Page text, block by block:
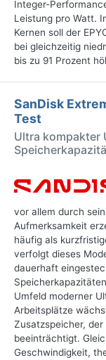
Integer-
Leistung pro Watt.
Kernen soll der
bei gleichzeitig
bis zu 91 Prozent
SanDisk
Test
Ultra kompakter
vor allem durch
Aufmerksamkeit
häufig als
verfolgt dieses
dauerhaft
Umfeld moderner
Arbeitsplätze
Zusatzspeicher,
beeinträchtigt.
Geschwindigkeit,